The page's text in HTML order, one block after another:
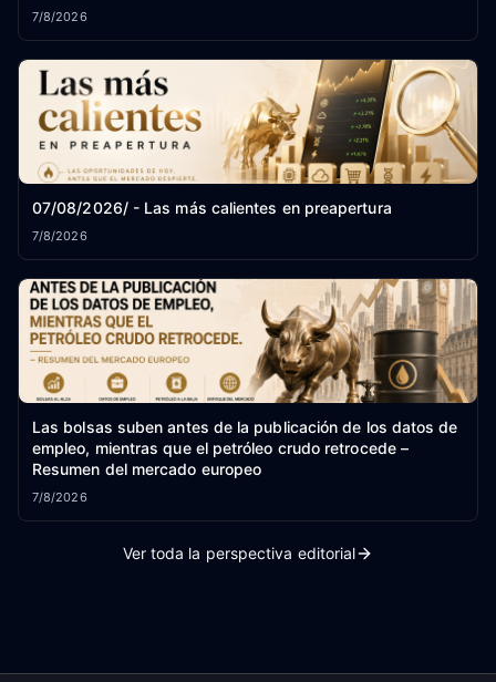
7/8/2026
07/08/2026/ - Las más calientes en preapertura
7/8/2026
Las bolsas suben antes de la publicación de los datos de
empleo, mientras que el petróleo crudo retrocede –
Resumen del mercado europeo
7/8/2026
Ver toda la perspectiva editorial